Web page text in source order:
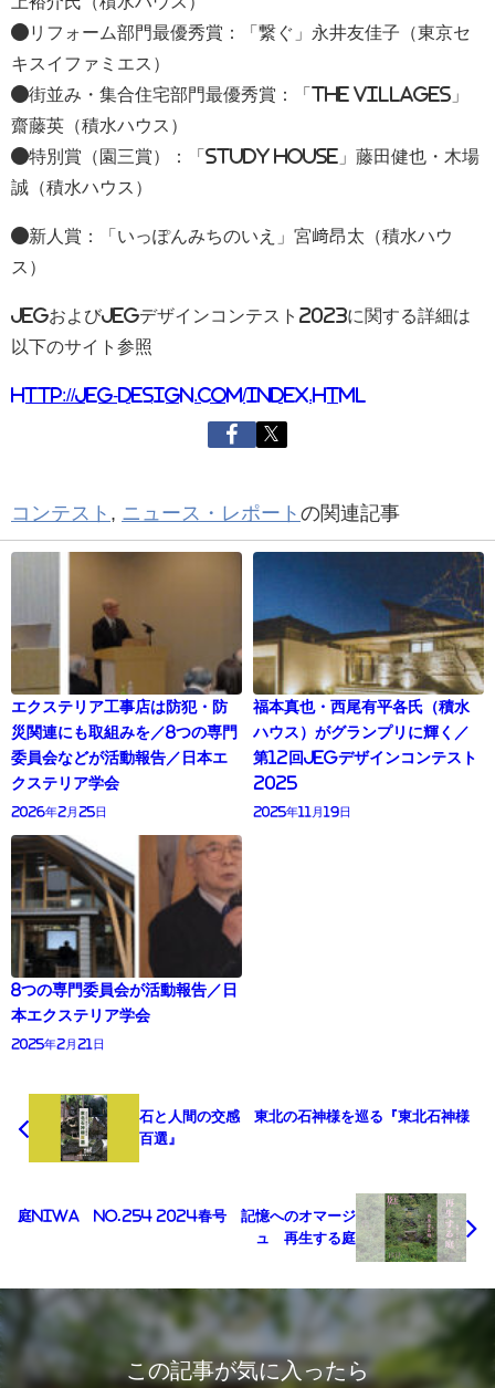
●リフォーム部門最優秀賞：「繋ぐ」永井友佳子（東京セ
キスイファミエス）
●街並み・集合住宅部門最優秀賞：「The Villages」
齋藤英（積水ハウス）
●特別賞（園三賞）：「STUDY HOUSE」藤田健也・木場
誠（積水ハウス）
●新人賞：「いっぽんみちのいえ」宮﨑昂太（積水ハウ
ス）
JEGおよびJEGデザインコンテスト2023に関する詳細は
以下のサイト参照
http://jeg-design.com/index.html
コンテスト , ニュース・レポート の関連記事
エクステリア工事店は防犯・防
災関連にも取組みを／8つの専門
委員会などが活動報告／日本エ
クステリア学会
2026年2月25日
福本真也・西尾有平各氏（積水
ハウス）がグランプリに輝く／
第12回JEGデザインコンテスト
2025
2025年11月19日
8つの専門委員会が活動報告／日
本エクステリア学会
2025年2月21日
石と人間の交感 東北の石神様を巡る『東北石神様
百選』
庭NIWA No.254 2024春号 記憶へのオマージ
ュ 再生する庭
この記事が気に入ったら